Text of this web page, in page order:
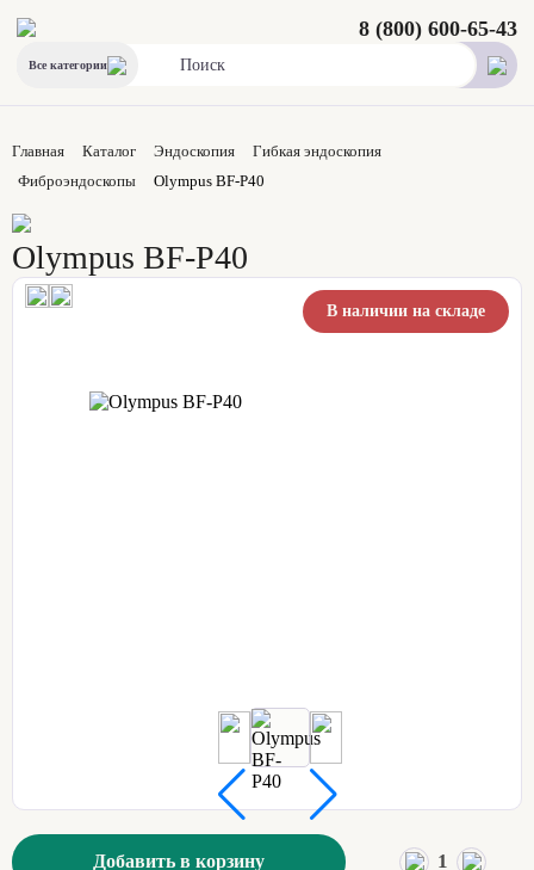
Все категории
8 (800) 600-65-43
Главная Каталог Эндоскопия
Гибкая эндоскопия
Фиброэндоскопы
Olympus BF-P40
Olympus BF-P40
В наличии на складе
Добавить в корзину 1